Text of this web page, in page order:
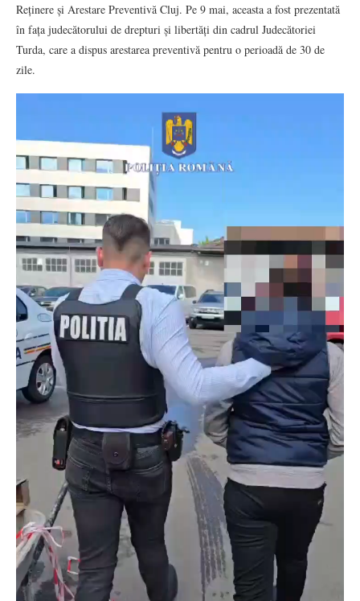
Reținere și Arestare Preventivă Cluj. Pe 9 mai, aceasta a fost prezentată
în fața judecătorului de drepturi și libertăți din cadrul Judecătoriei
Turda, care a dispus arestarea preventivă pentru o perioadă de 30 de
zile.